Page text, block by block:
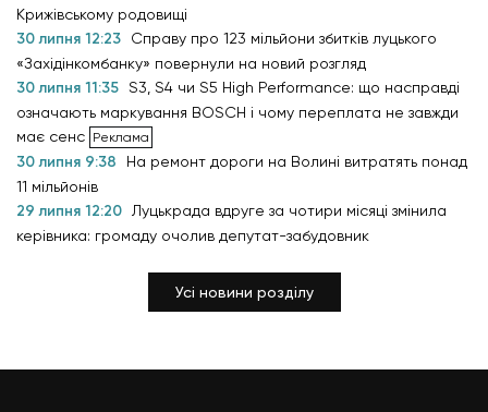
Крижівському родовищі
30 липня 12:23
Справу про 123 мільйони збитків луцького
«Західінкомбанку» повернули на новий розгляд
30 липня 11:35 S3, S4 чи S5 High Performance: що насправді
означають маркування BOSCH і чому переплата не завжди
має сенс
30 липня 9:38
На ремонт дороги на Волині витратять понад
11 мільйонів
29 липня 12:20
Луцькрада вдруге за чотири місяці змінила
керівника: громаду очолив депутат-забудовник
Усі новини розділу